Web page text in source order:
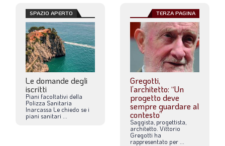
SPAZIO APERTO
Le domande degli
iscritti
Piani facoltativi della
Polizza Sanitaria
Inarcassa Le chiedo se i
piani sanitari
TERZA PAGINA
Gregotti,
l’architetto: “Un
progetto deve
sempre guardare al
contesto”
Saggista, progettista,
architetto. Vittorio
Gregotti ha
rappresentato per